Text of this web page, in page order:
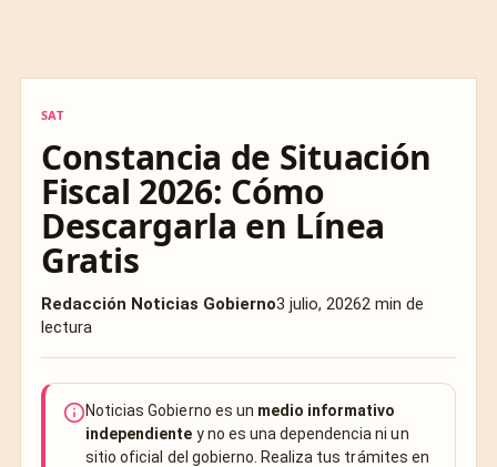
SAT
Constancia de Situación
Fiscal 2026: Cómo
Descargarla en Línea
Gratis
Redacción Noticias Gobierno3 julio, 20262 min de
lectura
Noticias Gobierno es un medio informativo
independiente y no es una dependencia ni un
sitio oficial del gobierno. Realiza tus trámites en